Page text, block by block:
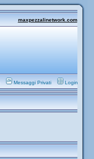
maxpezzalinetwork.com
Messaggi Privati Login